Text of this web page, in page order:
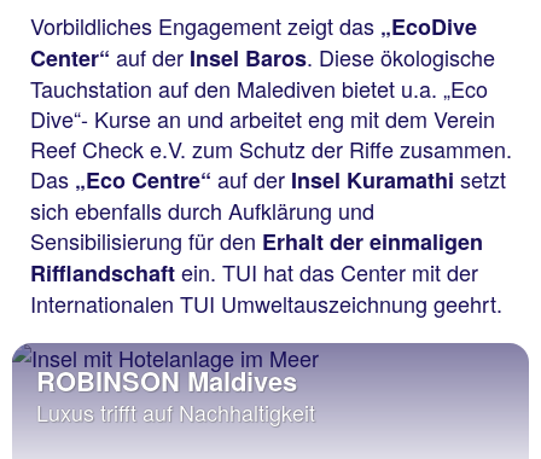
Vorbildliches Engagement zeigt das „EcoDive
Center“ auf der Insel Baros. Diese ökologische
Tauchstation auf den Malediven bietet u.a. „Eco
Dive“- Kurse an und arbeitet eng mit dem Verein
Reef Check e.V. zum Schutz der Riffe zusammen.
Das „Eco Centre“ auf der Insel Kuramathi setzt
sich ebenfalls durch Aufklärung und
Sensibilisierung für den Erhalt der einmaligen
Rifflandschaftein. TUI hat das Center mit der
Internationalen TUI Umweltauszeichnung geehrt.
ROBINSON Maldives
Luxus trifft auf Nachhaltigkeit